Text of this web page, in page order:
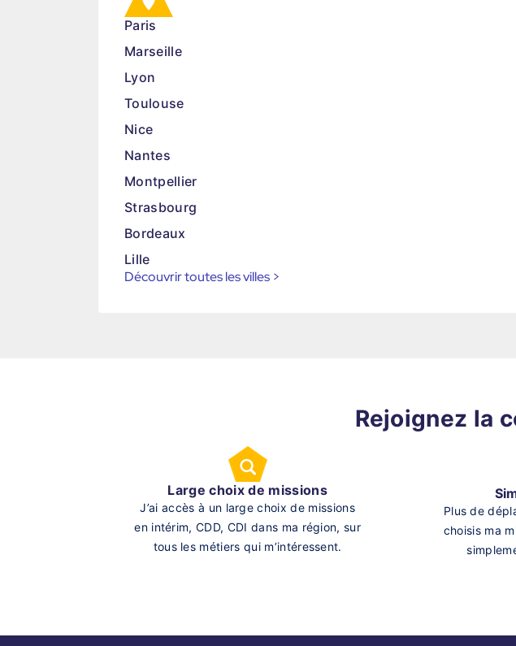
Paris
Marseille
Lyon
Toulouse
Nice
Nantes
Montpellier
Strasbourg
Bordeaux
Lille
Découvrir toutes les villes >
Rejoignez la
Large choix de missions
J’ai accès à un large choix de missions
en intérim, CDD, CDI dans ma région, sur
tous les métiers qui m’intéressent.
Plus de
choisis ma